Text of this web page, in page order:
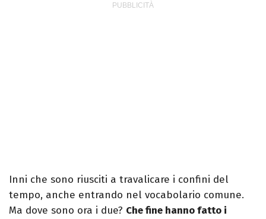
Inni che sono riusciti a travalicare i confini del
tempo, anche entrando nel vocabolario comune.
Ma dove sono ora i due? Che fine hanno fatto i